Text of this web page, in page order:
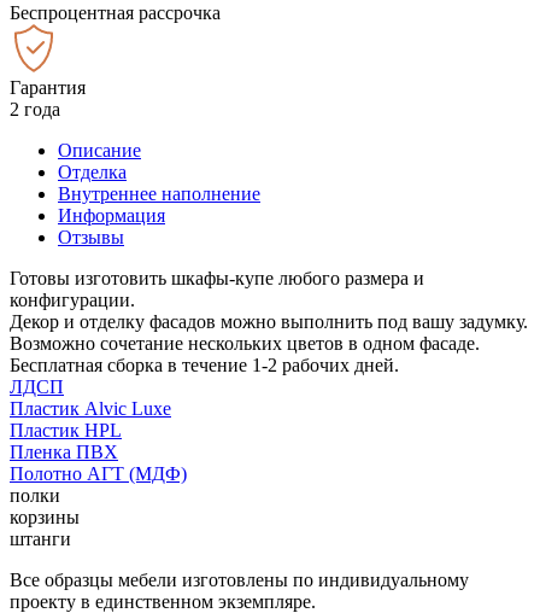
Беспроцентная рассрочка
Гарантия
2 года
Описание
Отделка
Внутреннее наполнение
Информация
Отзывы
Готовы изготовить шкафы-купе любого размера и
конфигурации.
Декор и отделку фасадов можно выполнить под вашу задумку.
Возможно сочетание нескольких цветов в одном фасаде.
Бесплатная сборка в течение 1-2 рабочих дней.
ЛДСП
Пластик Alvic Luxe
Пластик HPL
Пленка ПВХ
Полотно АГТ (МДФ)
полки
корзины
штанги
Все образцы мебели изготовлены по индивидуальному
проекту в единственном экземпляре.